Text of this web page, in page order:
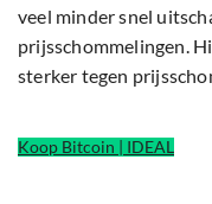
veel minder snel
prijsschommelingen.
sterker tegen
Koop Bitcoin | IDEAL